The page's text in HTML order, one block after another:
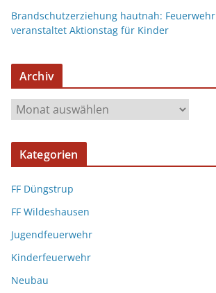
Brandschutzerziehung hautnah:
veranstaltet Aktionstag für Kinder
Archiv
Kategorien
FF Düngstrup
FF Wildeshausen
Jugendfeuerwehr
Kinderfeuerwehr
Neubau